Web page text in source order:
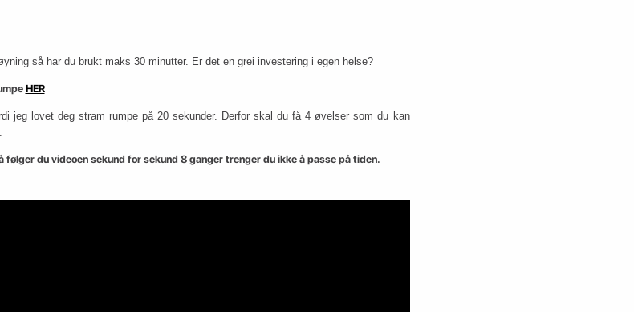
så har du brukt maks 30 minutter. Er det en grei investering i egen helse?
HER
jeg lovet deg stram rumpe på 20 sekunder. Derfor skal du få 4 øvelser som du kan
følger du videoen sekund for sekund 8 ganger trenger du ikke å passe på tiden.